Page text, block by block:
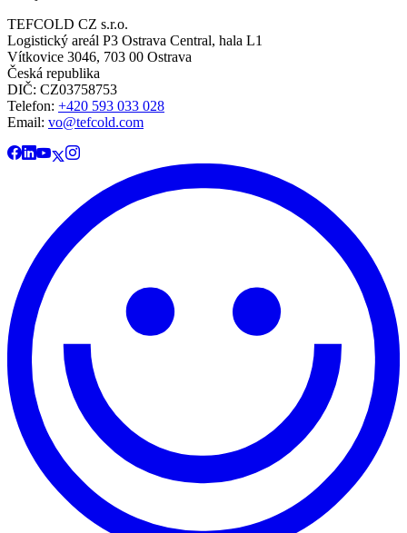
TEFCOLD CZ s.r.o.
Logistický areál P3 Ostrava Central, hala L1
Vítkovice 3046, 703 00 Ostrava
Česká republika
DIČ: CZ03758753​​​​​​
Telefon: +420 593 033 028
Email: vo@tefcold.com